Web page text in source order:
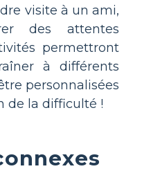
visite à un ami,
des attentes
permettront
à différents
personnalisées
de la difficulté !